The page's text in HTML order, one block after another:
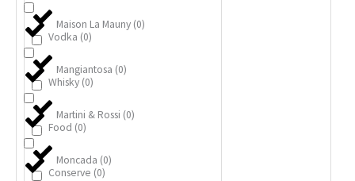
Maison La Mauny (0)
Mangiantosa (0)
Martini & Rossi (0)
Moncada (0)
Vodka (0)
Whisky (0)
Food (0)
Conserve (0)